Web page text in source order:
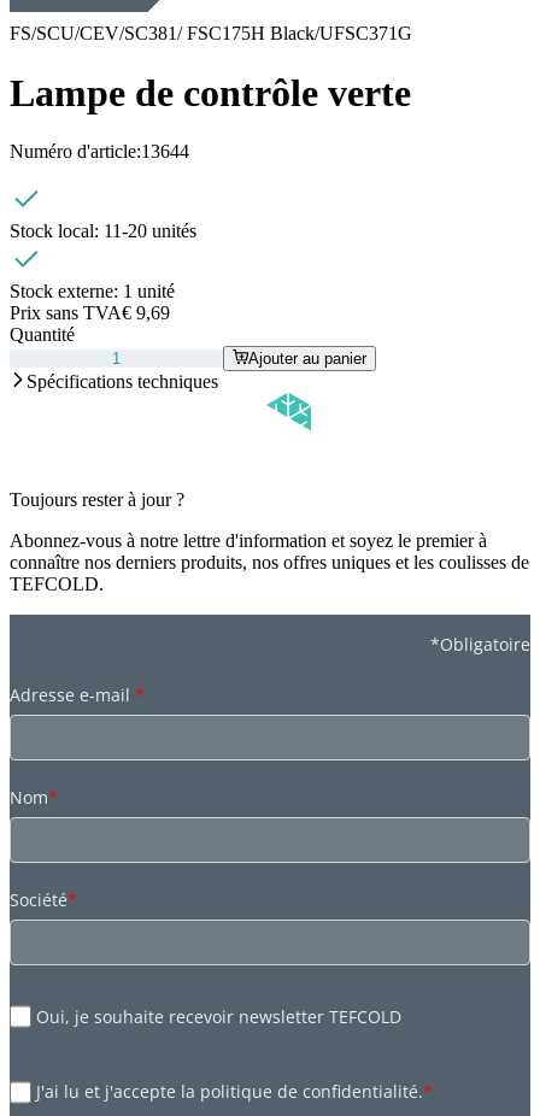
FS/SCU/CEV/SC381/ FSC175H Black/UFSC371G
Lampe de contrôle verte
Numéro d'article:13644
Stock local: 11-20 unités
Stock externe: 1 unité
Prix sans TVA€ 9,69
Quantité
Ajouter au panier
Spécifications techniques
Toujours rester à jour ?
Abonnez-vous à notre lettre d'information et soyez le premier à
connaître nos derniers produits, nos offres uniques et les coulisses de
TEFCOLD.
*Obligatoire
Adresse e-mail *
Nom*
Société*
Oui, je souhaite recevoir newsletter TEFCOLD
J'ai lu et j'accepte la politique de confidentialité.*